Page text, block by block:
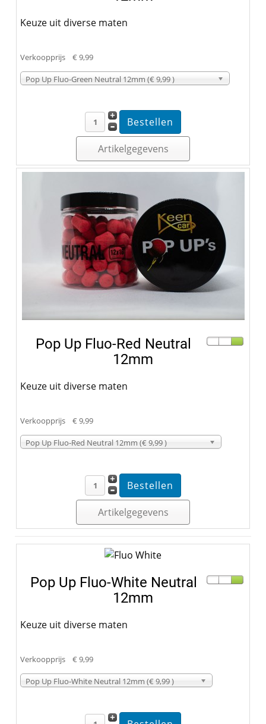
Keuze uit diverse maten
Verkoopprijs € 9,99
Pop Up Fluo-Green Neutral 12mm (€ 9,99 )
Artikelgegevens
Pop Up Fluo-Red Neutral
12mm
Keuze uit diverse maten
Verkoopprijs € 9,99
Pop Up Fluo-Red Neutral 12mm (€ 9,99 )
Artikelgegevens
Pop Up Fluo-White Neutral
12mm
Keuze uit diverse maten
Verkoopprijs € 9,99
Pop Up Fluo-White Neutral 12mm (€ 9,99 )